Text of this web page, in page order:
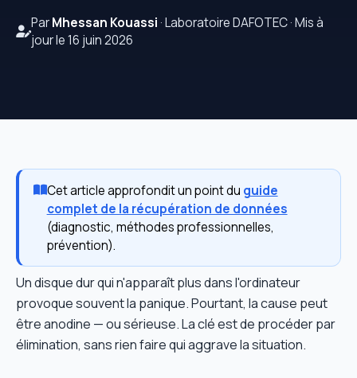
ParMhessan Kouassi · Laboratoire DAFOTEC · Mis à
jour le 16 juin 2026
Cet article approfondit un point du guide
complet de la récupération de données
(diagnostic, méthodes professionnelles,
prévention).
Un disque dur qui n'apparaît plus dans l'ordinateur
provoque souvent la panique. Pourtant, la cause peut
être anodine — ou sérieuse. La clé est de procéder par
élimination, sans rien faire qui aggrave la situation.